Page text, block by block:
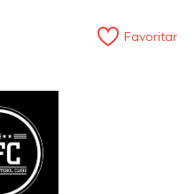
Favoritar